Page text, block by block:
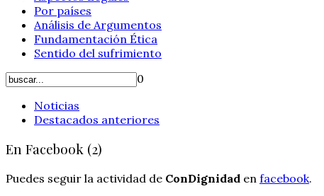
Por países
Análisis de Argumentos
Fundamentación Ética
Sentido del sufrimiento
0
Noticias
Destacados anteriores
En Facebook (2)
Puedes seguir la actividad de ConDignidad en facebook.